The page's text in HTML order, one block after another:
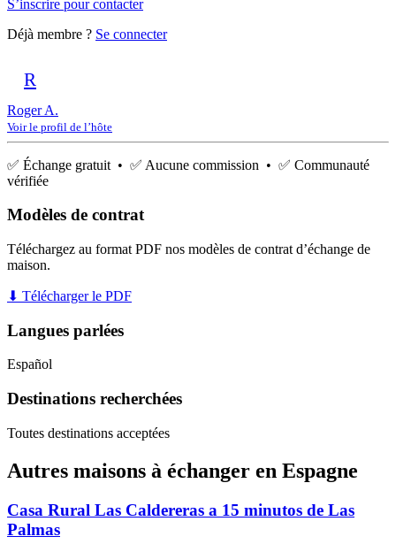
S’inscrire pour contacter
Déjà membre ? Se connecter
R
Roger A.
Voir le profil de l’hôte
✅ Échange gratuit • ✅ Aucune commission • ✅ Communauté
vérifiée
Modèles de contrat
Téléchargez au format PDF nos modèles de contrat d’échange de
maison.
⬇ Télécharger le PDF
Langues parlées
Español
Destinations recherchées
Toutes destinations acceptées
Autres maisons à échanger en Espagne
Casa Rural Las Caldereras a 15 minutos de Las
Palmas